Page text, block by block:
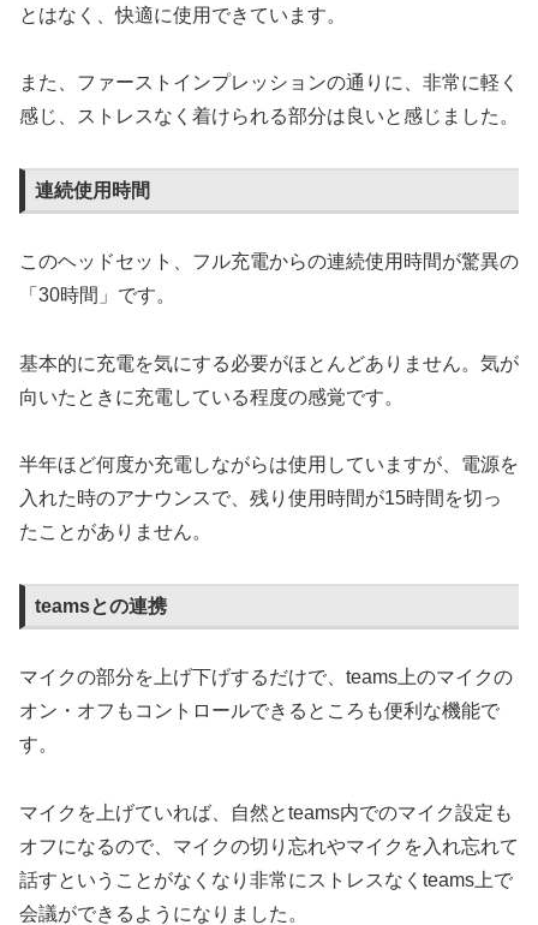
とはなく、快適に使用できています。
また、ファーストインプレッションの通りに、非常に軽く
感じ、ストレスなく着けられる部分は良いと感じました。
連続使用時間
このヘッドセット、フル充電からの連続使用時間が驚異の
「30時間」です。
基本的に充電を気にする必要がほとんどありません。気が
向いたときに充電している程度の感覚です。
半年ほど何度か充電しながらは使用していますが、電源を
入れた時のアナウンスで、残り使用時間が15時間を切っ
たことがありません。
teamsとの連携
マイクの部分を上げ下げするだけで、teams上のマイクの
オン・オフもコントロールできるところも便利な機能で
す。
マイクを上げていれば、自然とteams内でのマイク設定も
オフになるので、マイクの切り忘れやマイクを入れ忘れて
話すということがなくなり非常にストレスなくteams上で
会議ができるようになりました。